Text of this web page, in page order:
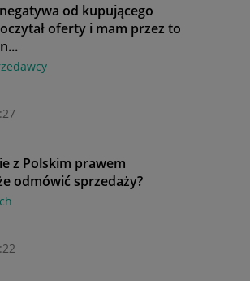
od kupującego
oferty i mam przez to
z Polskim prawem
odmówić sprzedaży?